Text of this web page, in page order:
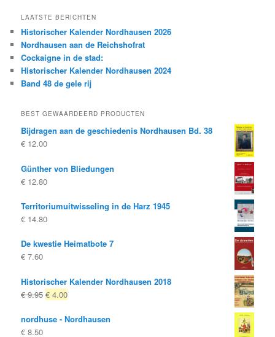
LAATSTE BERICHTEN
Historischer Kalender Nordhausen 2026
Nordhausen aan de Reichshofrat
Cockaigne in de stad:
Historischer Kalender Nordhausen 2024
Band 48 de gele rij
BEST GEWAARDEERD PRODUCTEN
Bijdragen aan de geschiedenis Nordhausen Bd. 38
€ 12.00
Günther von Bliedungen
€ 12.80
Territoriumuitwisseling in de Harz 1945
€ 14.80
De kwestie Heimatbote 7
€ 7.60
Historischer Kalender Nordhausen 2018
€9.95 Oorspronkelijke
was:
€ 4.00Huidige
is:
nordhuse - Nordhausen
€ 8.50